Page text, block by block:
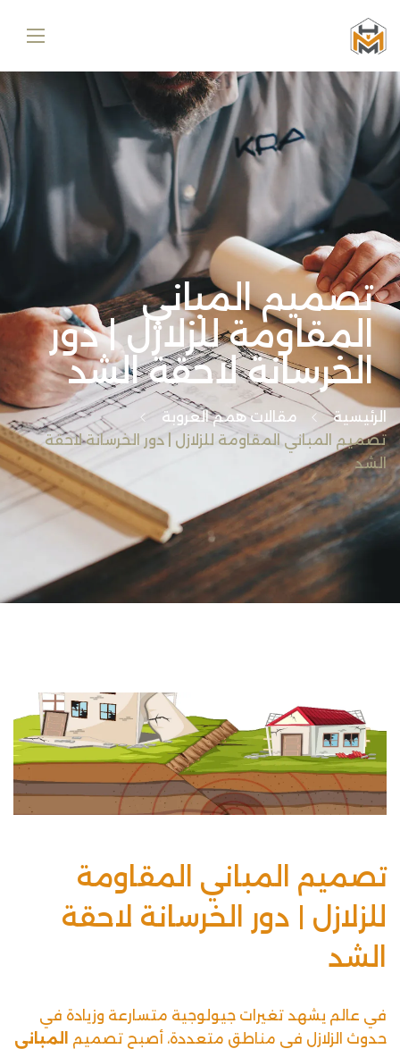
تصميم المباني
المقاومة للزلازل | دور
الخرسانة لاحقة الشد
الرئيسية
مقالات همم العروبة
تصميم المباني المقاومة للزلازل | دور الخرسانة لاحقة
الشد
تصميم المباني المقاومة
للزلازل | دور الخرسانة لاحقة
الشد
في عالم يشهد تغيرات جيولوجية متسارعة وزيادة في
حدوث الزلازل في مناطق متعددة، أصبح تصميم
المباني